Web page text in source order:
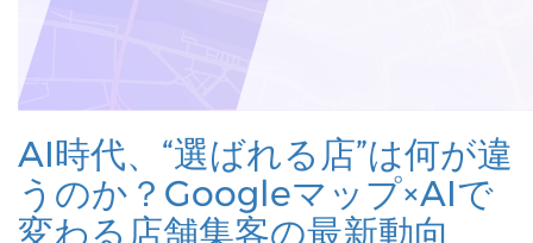
AI時代、“選ばれる店”は何が違
うのか？Googleマップ×AIで
変わる店舗集客の最新動向